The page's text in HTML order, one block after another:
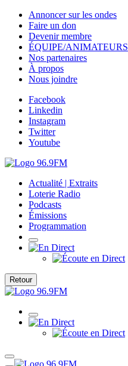
Annoncer sur les ondes
Faire un don
Devenir membre
ÉQUIPE/ANIMATEURS
Nos partenaires
À propos
Nous joindre
Facebook
Linkedin
Instagram
Twitter
Youtube
Actualité | Extraits
Loterie Radio
Podcasts
Émissions
Programmation
Retour